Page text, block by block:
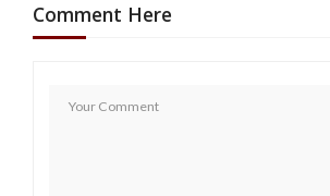
v
Comment Here